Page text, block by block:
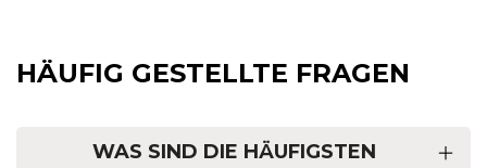
HÄUFIG GESTELLTE FRAGEN
WAS SIND DIE HÄUFIGSTEN